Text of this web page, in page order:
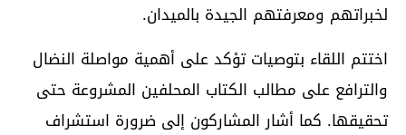
لخبراتهم ومعرفتهم الجيدة بالميدان.
اختتم اللقاء بتوصيات تؤكد على أهمية مواصلة النضال
والترافع على مطالب الكتاب المحلفين المشروعة حتى
تحقيقها. كما أشار المشاركون إلى ضرورة استشراف